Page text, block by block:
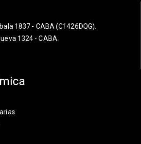
1837 - CABA (C1426DQG).
1324 - CABA.